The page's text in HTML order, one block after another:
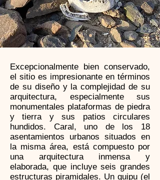
Excepcionalmente bien conservado,
el sitio es impresionante en términos
de su diseño y la complejidad de su
arquitectura, especialmente sus
monumentales plataformas de piedra
y tierra y sus patios circulares
hundidos. Caral, uno de los 18
asentamientos urbanos situados en
la misma área, está compuesto por
una arquitectura inmensa y
elaborada, que incluye seis grandes
estructuras piramidales. Un quipu (el